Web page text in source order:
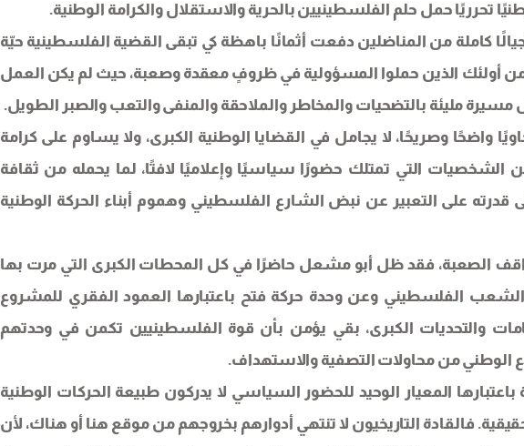
حمل حلم الفلسطينيين بالحرية والاستقلال والكرامة الوطنية.
كاملة من المناضلين دفعت أثمانًا باهظة كي تبقى القضية الفلسطينية حيّة
من أولئك الذين حملوا المسؤولية في ظروفٍ معقدة وصعبة، حيث لم يكن العمل
مسيرة مليئة بالتضحيات والمخاطر والملاحقة والمنفى والتعب والصبر الطويل.
واضحًا وصريحًا، لا يجامل في القضايا الوطنية الكبرى، ولا يساوم على كرامة
التي تمتلك حضورًا سياسيًا وإعلاميًا لافتًا، لما يحمله من ثقافة
قدرته على التعبير عن نبض الشارع الفلسطيني وهموم أبناء الحركة الوطنية
الصعبة، فقد ظل أبو مشعل حاضرًا في كل المحطات الكبرى التي مرت بها
الفلسطيني وعن وحدة حركة فتح باعتبارها العمود الفقري للمشروع
والتحديات الكبرى، بقي يؤمن بأن قوة الفلسطينيين تكمن في وحدتهم
الوطني من محاولات التصفية والاستهداف.
المعيار الوحيد للحضور السياسي لا يدركون طبيعة الحركات الوطنية
فالقادة التاريخيون لا تنتهي أدوارهم بخروجهم من موقع هنا أو هناك، لأن